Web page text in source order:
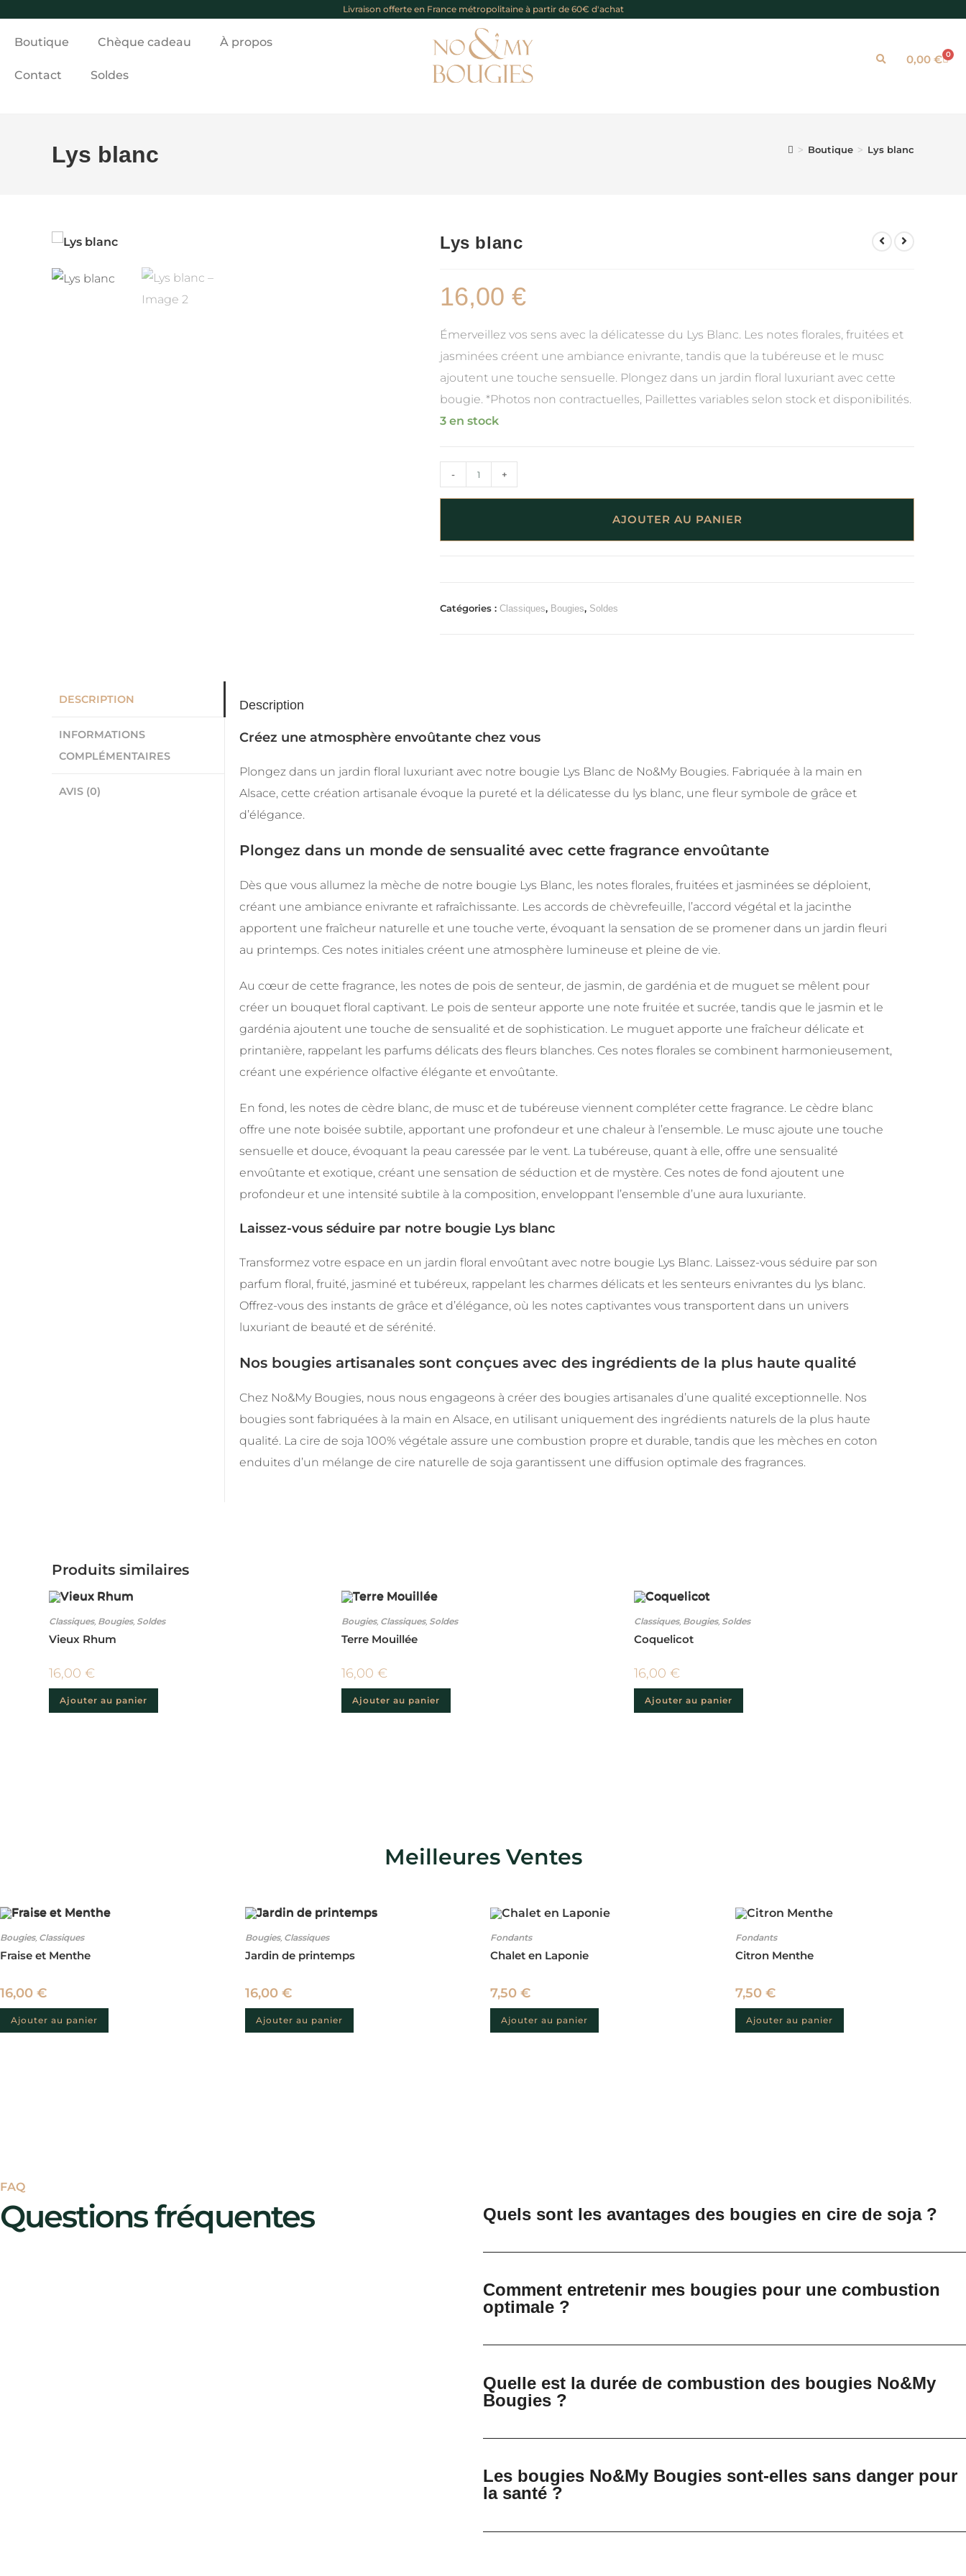
Livraison offerte en France métropolitaine à partir de 60€ d'achat
Boutique Chèque cadeau À propos
Contact Soldes
0,00 € 0
Lys blanc > Boutique > Lys blanc
Lys blanc
16,00 €
Émerveillez vos sens avec la délicatesse du Lys Blanc. Les notes florales, fruitées et
jasminées créent une ambiance enivrante, tandis que la tubéreuse et le musc
ajoutent une touche sensuelle. Plongez dans un jardin floral luxuriant avec cette
bougie. *Photos non contractuelles, Paillettes variables selon stock et disponibilités.
3 en stock
- +
AJOUTER AU PANIER
Catégories : Classiques, Bougies, Soldes
DESCRIPTION
INFORMATIONS
COMPLÉMENTAIRES
AVIS (0)
Description
Créez une atmosphère envoûtante chez vous
Plongez dans un jardin floral luxuriant avec notre bougie Lys Blanc de No&My Bougies. Fabriquée à la main en
Alsace, cette création artisanale évoque la pureté et la délicatesse du lys blanc, une fleur symbole de grâce et
d’élégance.
Plongez dans un monde de sensualité avec cette fragrance envoûtante
Dès que vous allumez la mèche de notre bougie Lys Blanc, les notes florales, fruitées et jasminées se déploient,
créant une ambiance enivrante et rafraîchissante. Les accords de chèvrefeuille, l’accord végétal et la jacinthe
apportent une fraîcheur naturelle et une touche verte, évoquant la sensation de se promener dans un jardin fleuri
au printemps. Ces notes initiales créent une atmosphère lumineuse et pleine de vie.
Au cœur de cette fragrance, les notes de pois de senteur, de jasmin, de gardénia et de muguet se mêlent pour
créer un bouquet floral captivant. Le pois de senteur apporte une note fruitée et sucrée, tandis que le jasmin et le
gardénia ajoutent une touche de sensualité et de sophistication. Le muguet apporte une fraîcheur délicate et
printanière, rappelant les parfums délicats des fleurs blanches. Ces notes florales se combinent harmonieusement,
créant une expérience olfactive élégante et envoûtante.
En fond, les notes de cèdre blanc, de musc et de tubéreuse viennent compléter cette fragrance. Le cèdre blanc
offre une note boisée subtile, apportant une profondeur et une chaleur à l’ensemble. Le musc ajoute une touche
sensuelle et douce, évoquant la peau caressée par le vent. La tubéreuse, quant à elle, offre une sensualité
envoûtante et exotique, créant une sensation de séduction et de mystère. Ces notes de fond ajoutent une
profondeur et une intensité subtile à la composition, enveloppant l’ensemble d’une aura luxuriante.
Laissez-vous séduire par notre bougie Lys blanc
Transformez votre espace en un jardin floral envoûtant avec notre bougie Lys Blanc. Laissez-vous séduire par son
parfum floral, fruité, jasminé et tubéreux, rappelant les charmes délicats et les senteurs enivrantes du lys blanc.
Offrez-vous des instants de grâce et d’élégance, où les notes captivantes vous transportent dans un univers
luxuriant de beauté et de sérénité.
Nos bougies artisanales sont conçues avec des ingrédients de la plus haute qualité
Chez No&My Bougies, nous nous engageons à créer des bougies artisanales d’une qualité exceptionnelle. Nos
bougies sont fabriquées à la main en Alsace, en utilisant uniquement des ingrédients naturels de la plus haute
qualité. La cire de soja 100% végétale assure une combustion propre et durable, tandis que les mèches en coton
enduites d’un mélange de cire naturelle de soja garantissent une diffusion optimale des fragrances.
Produits similaires
Classiques, Bougies, Soldes
Vieux Rhum
16,00€
Ajouter au panier
Bougies, Classiques, Soldes
Terre Mouillée
16,00 €
Ajouter au panier
Classiques, Bougies, Soldes
Coquelicot
16,00 €
Ajouter au panier
Meilleures Ventes
Bougies, Classiques
Fraise et Menthe
16,00 €
Ajouter au panier
Bougies, Classiques
Jardin de printemps
16,00 €
Ajouter au panier
Fondants
Chalet en Laponie
7,50 €
Ajouter au panier
Fondants
Citron Menthe
7,50 €
Ajouter au panier
FAQ
Questions fréquentes Quels sont les avantages des bougies en cire de soja ?
Comment entretenir mes bougies pour une combustion
optimale ?
Quelle est la durée de combustion des bougies No&My
Bougies ?
Les bougies No&My Bougies sont-elles sans danger pour
la santé ?